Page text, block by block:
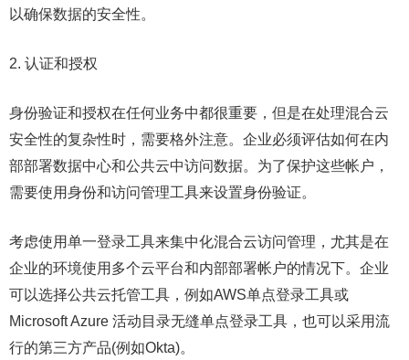
以确保数据的安全性。
2. 认证和授权
身份验证和授权在任何业务中都很重要，但是在处理混合云
安全性的复杂性时，需要格外注意。企业必须评估如何在内
部部署数据中心和公共云中访问数据。为了保护这些帐户，
需要使用身份和访问管理工具来设置身份验证。
考虑使用单一登录工具来集中化混合云访问管理，尤其是在
企业的环境使用多个云平台和内部部署帐户的情况下。企业
可以选择公共云托管工具，例如AWS单点登录工具或
Microsoft Azure 活动目录无缝单点登录工具，也可以采用流
行的第三方产品(例如Okta)。